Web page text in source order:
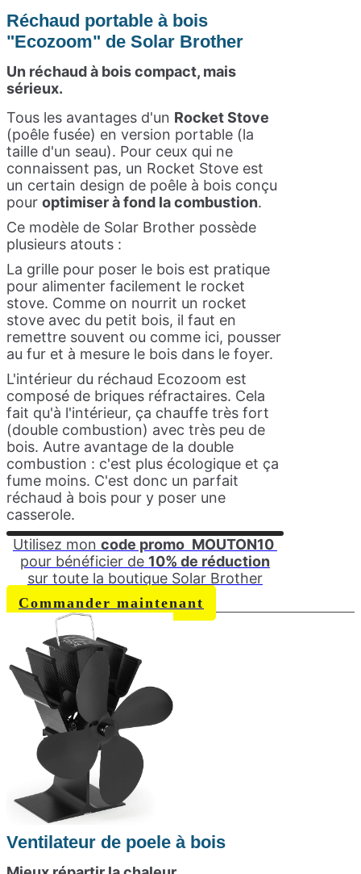
Réchaud portable à bois
"Ecozoom" de Solar Brother
Un réchaud à bois compact, mais
sérieux.
Tous les avantages d'un Rocket Stove
(poêle fusée) en version portable (la
taille d'un seau). Pour ceux qui ne
connaissent pas, un Rocket Stove est
un certain design de poêle à bois conçu
pour optimiser à fond la combustion.
Ce modèle de Solar Brother possède
plusieurs atouts :
La grille pour poser le bois est pratique
pour alimenter facilement le rocket
stove. Comme on nourrit un rocket
stove avec du petit bois, il faut en
remettre souvent ou comme ici, pousser
au fur et à mesure le bois dans le foyer.
L'intérieur du réchaud Ecozoom est
composé de briques réfractaires. Cela
fait qu'à l'intérieur, ça chauffe très fort
(double combustion) avec très peu de
bois. Autre avantage de la double
combustion : c'est plus écologique et ça
fume moins. C'est donc un parfait
réchaud à bois pour y poser une
casserole.
Utilisez mon code promo MOUTON10
pour bénéficier de 10% de réduction
sur toute la boutique Solar Brother
Commander maintenant
Ventilateur de poele à bois